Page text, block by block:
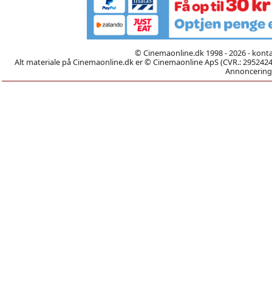
© Cinemaonline.dk 1998 - 2026 -
Alt materiale på Cinemaonline.dk er © Cinemaonline ApS (CVR.: